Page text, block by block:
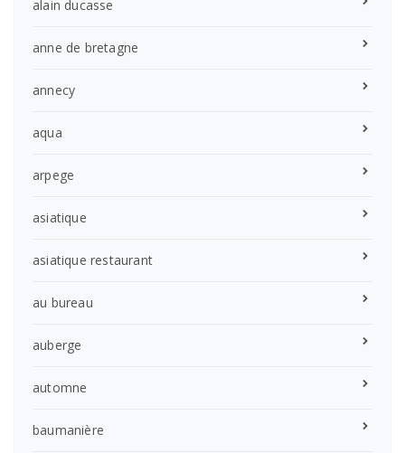
alain ducasse
anne de bretagne
annecy
aqua
arpege
asiatique
asiatique restaurant
au bureau
auberge
automne
baumanière